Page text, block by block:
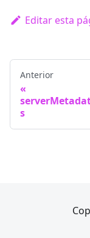
Editar esta
Anterior
s